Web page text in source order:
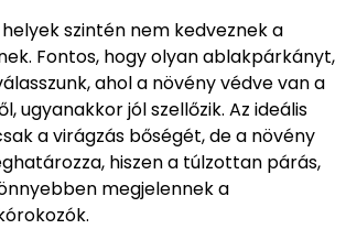
szintén nem kedveznek a
Fontos, hogy olyan ablakpárkányt,
ahol a növény védve van a
ugyanakkor jól szellőzik. Az ideális
a virágzás bőségét, de a növény
hiszen a túlzottan párás,
megjelennek a